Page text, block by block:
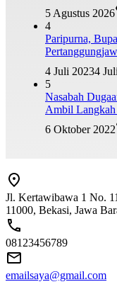
5 Agustus 2026
4
Paripurna,
4 Juli 20234
5
Nasabah
Ambil
6 Oktober 2022
Jl. Kertawibawa 1 No.
11000, Bekasi, Jawa
08123456789
emailsaya@gmail.com